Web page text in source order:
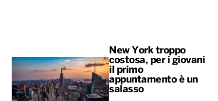
New York troppo
costosa, per i giovani
il primo
appuntamento è un
salasso